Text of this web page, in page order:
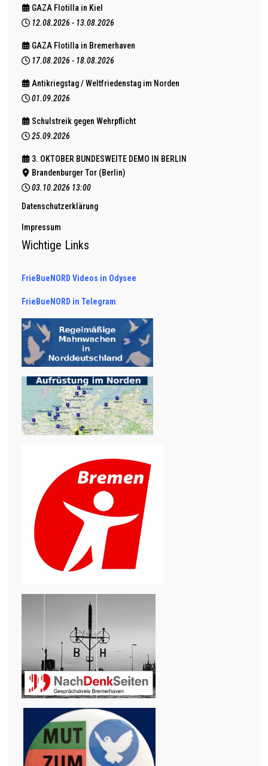
GAZA Flotilla in Kiel
12.08.2026 - 13.08.2026
GAZA Flotilla in Bremerhaven
17.08.2026 - 18.08.2026
Antikriegstag / Weltfriedenstag im Norden
01.09.2026
Schulstreik gegen Wehrpflicht
25.09.2026
3. OKTOBER BUNDESWEITE DEMO IN BERLIN
Brandenburger Tor (Berlin)
03.10.2026 13:00
Datenschutzerklärung
Impressum
Wichtige Links
FrieBueNORD Videos in Odysee
FrieBueNORD in Telegram